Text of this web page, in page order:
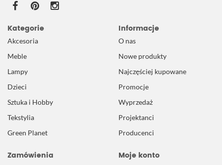
Kategorie
Akcesoria
Meble
Lampy
Dzieci
Sztuka i Hobby
Tekstylia
Green Planet
Informacje
O nas
Nowe produkty
Najczęściej kupowane
Promocje
Wyprzedaż
Projektanci
Producenci
Zamówienia Moje konto